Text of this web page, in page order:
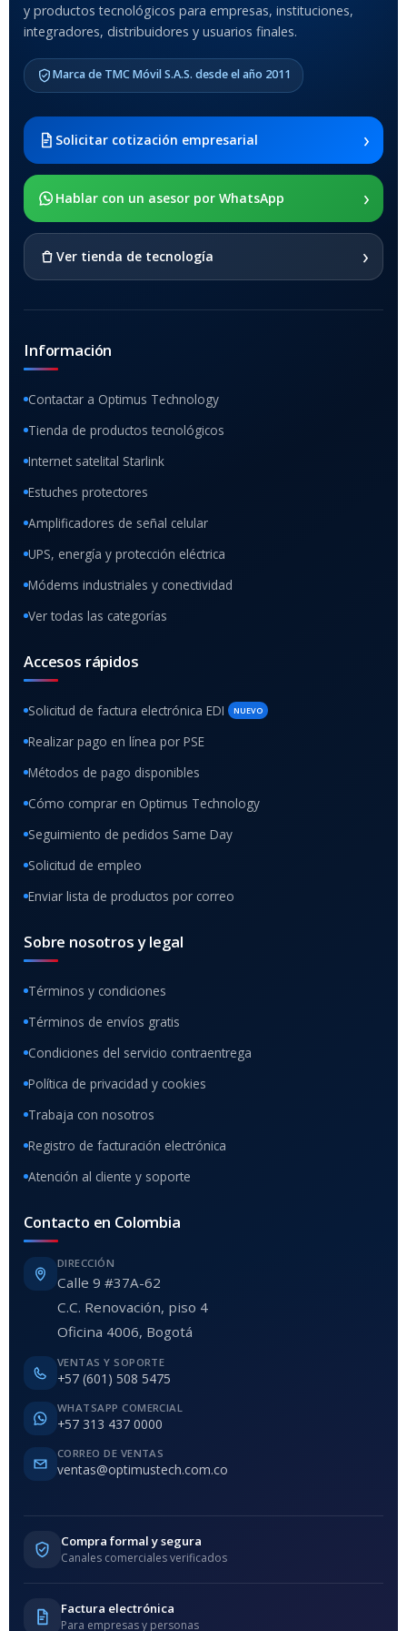
MODELO DE TABLETS
COMPATIBLES
2021 SM-x200 / Samsung
Galaxy Tab A8 10.5 2021 SM-
x205
SOPORTE DE APOYO
y productos tecnológicos para empresas, instituciones,
integradores, distribuidores y usuarios finales.
Marca de TMC Móvil S.A.S. desde el año 2011
Solicitar cotización empresarial ›
Hablar con un asesor por WhatsApp ›
Ver tienda de tecnología ›
Información
Contactar a Optimus Technology
Tienda de productos tecnológicos
Internet satelital Starlink
Estuches protectores
Amplificadores de señal celular
UPS, energía y protección eléctrica
Módems industriales y conectividad
Ver todas las categorías
Accesos rápidos
Solicitud de factura electrónica EDI NUEVO
Realizar pago en línea por PSE
Métodos de pago disponibles
Cómo comprar en Optimus Technology
Seguimiento de pedidos Same Day
Solicitud de empleo
Enviar lista de productos por correo
Sobre nosotros y legal
Términos y condiciones
Términos de envíos gratis
Condiciones del servicio contraentrega
Política de privacidad y cookies
Trabaja con nosotros
Registro de facturación electrónica
Atención al cliente y soporte
Contacto en Colombia
DIRECCIÓN
Calle 9 #37A-62
C.C. Renovación, piso 4
Oficina 4006, Bogotá
VENTAS Y SOPORTE
+57 (601) 508 5475
WHATSAPP COMERCIAL
+57 313 437 0000
CORREO DE VENTAS
ventas@optimustech.com.co
Compra formal y segura
Canales comerciales verificados
Factura electrónica
Para empresas y personas